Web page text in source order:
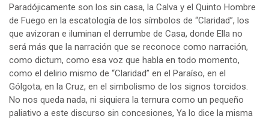
Paradójicamente son los sin casa, la Calva y el Quinto Hombre
de Fuego en la escatología de los símbolos de “Claridad”, los
que avizoran e iluminan el derrumbe de Casa, donde Ella no
será más que la narración que se reconoce como narración,
como dictum, como esa voz que habla en todo momento,
como el delirio mismo de “Claridad” en el Paraíso, en el
Gólgota, en la Cruz, en el simbolismo de los signos torcidos.
No nos queda nada, ni siquiera la ternura como un pequeño
paliativo a este discurso sin concesiones, Ya lo dice la misma